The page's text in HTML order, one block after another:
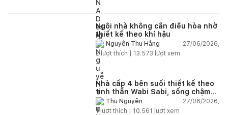
Ngôi nhà không cần điều hòa nhờ
thiết kế theo khí hậu
Nguyễn Thu Hằng
27/06/2026,
2lượt thích | 13.573 lượt xem
Nhà cấp 4 bên suối thiết kế theo
tinh thần Wabi Sabi, sống chậm
giữa thiên nhiên
Thu Nguyễn
27/06/2026,
1lượt thích | 10.561 lượt xem